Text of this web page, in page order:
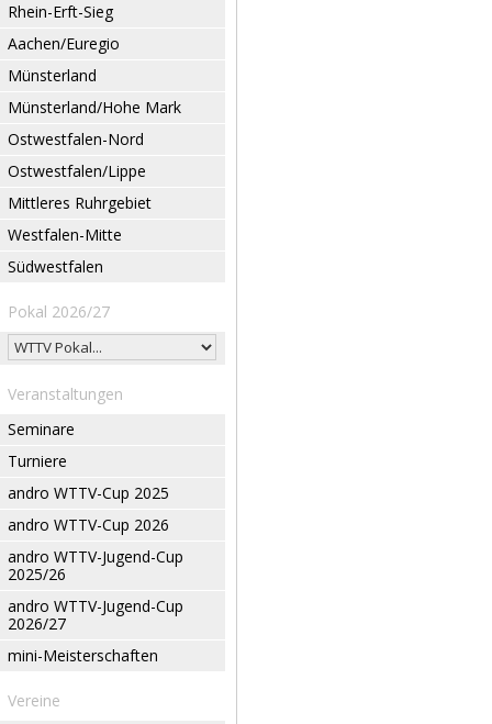
Rhein-Erft-Sieg
Aachen/Euregio
Münsterland
Münsterland/Hohe Mark
Ostwestfalen-Nord
Ostwestfalen/Lippe
Mittleres Ruhrgebiet
Westfalen-Mitte
Südwestfalen
Pokal 2026/27
Veranstaltungen
Seminare
Turniere
andro WTTV-Cup 2025
andro WTTV-Cup 2026
andro WTTV-Jugend-Cup
2025/26
andro WTTV-Jugend-Cup
2026/27
mini-Meisterschaften
Vereine